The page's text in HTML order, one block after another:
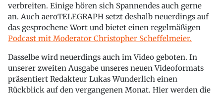
verbreiten. Einige hören sich Spannendes auch gerne
an. Auch aeroTELEGRAPH setzt deshalb neuerdings auf
das gesprochene Wort und bietet einen regelmäßigen
Podcast mit Moderator Christopher Scheffelmeier.
Dasselbe wird neuerdings auch im Video geboten. In
unserer zweiten Ausgabe unseres neuen Videoformats
präsentiert Redakteur Lukas Wunderlich einen
Rückblick auf den vergangenen Monat. Hier werden die